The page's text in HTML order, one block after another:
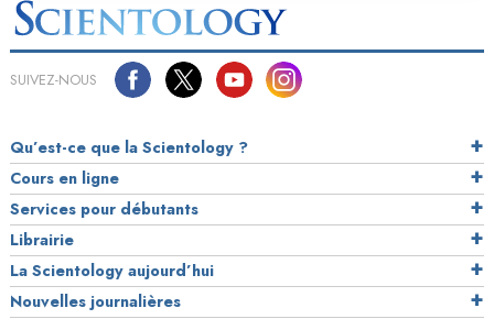
SUIVEZ-NOUS
Qu’est-ce que la Scientology ?
Cours en ligne
Services pour débutants
Librairie
La Scientology aujourd’hui
Nouvelles journalières